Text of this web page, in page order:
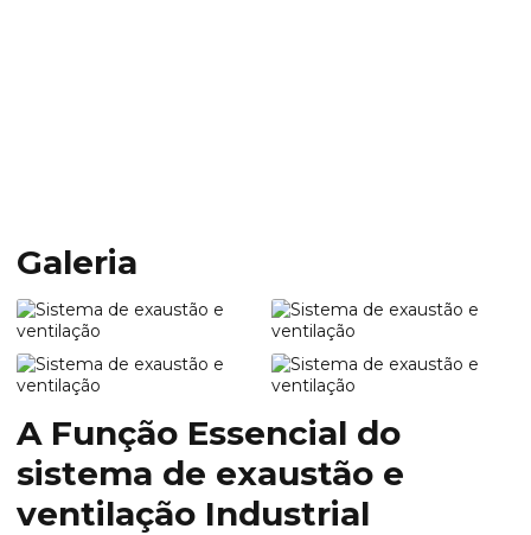
Galeria
A Função Essencial do
sistema de exaustão e
ventilação Industrial